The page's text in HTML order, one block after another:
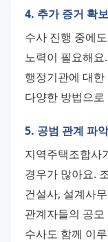
4. 추가 증거 확
수사 진행 중에
노력이 필요해
행정기관에 대
다양한 방법으
5. 공범 관계 파악
지역주택조합사
경우가 많아요.
건설사, 설계사
관계자들의 공
수사도 함께 이